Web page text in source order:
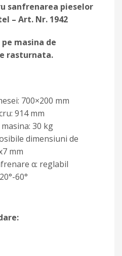
sanfrenarea pieselor
– Art. Nr. 1942
masina de
rasturnata.
700×200 mm
914 mm
30 kg
dimensiuni de
mm
α: reglabil
60°